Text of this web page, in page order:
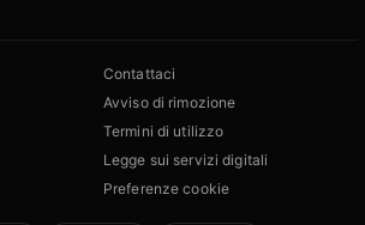
Contattaci
Avviso di rimozione
Termini di utilizzo
Legge sui servizi digitali
Preferenze cookie